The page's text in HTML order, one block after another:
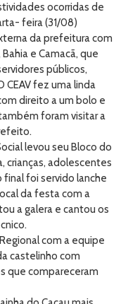
ocorridas de
feira (31/08)
da prefeitura com
e Camacã, que
públicos,
CEAV fez uma linda
direito a um bolo e
foram visitar a
levou seu Bloco do
crianças, adolescentes
final foi servido lanche
da festa com a
a galera e cantou os
com a equipe
castelinho com
que compareceram